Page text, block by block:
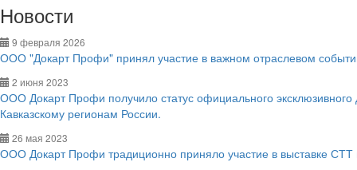
Новости
9 февраля 2026
ООО "Докарт Профи" принял участие в важном отраслевом
2 июня 2023
ООО Докарт Профи получило статус официального
Кавказскому регионам России.
26 мая 2023
ООО Докарт Профи традиционно приняло участие в выставке СТТ